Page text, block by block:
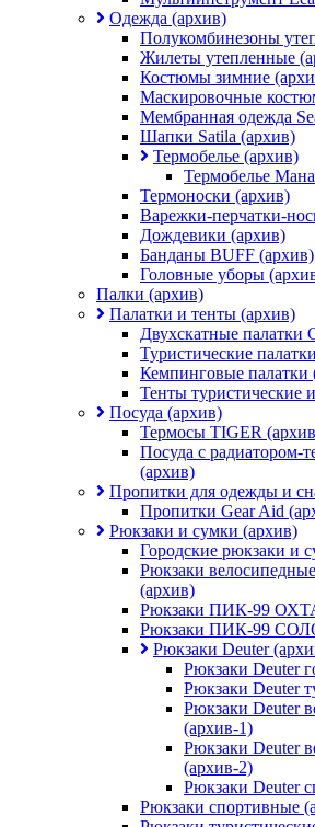
Одежда (архив)
Полукомбинезоны
Жилеты утепленные
Костюмы зимние
Маскировочные
Мембранная одежда
Шапки Satila (архив)
Термобелье (архив)
Термобелье
Термоноски (архив)
Варежки-перчатки-
Дождевики (архив)
Банданы BUFF (архив)
Головные уборы
Палки (архив)
Палатки и тенты (архив)
Двухскатные
Туристические
Кемпинговые палатки
Тенты туристические
Посуда (архив)
Термосы TIGER
Посуда с радиатором-
(архив)
Пропитки для одежды и
Пропитки Gear Aid
Рюкзаки и сумки (архив)
Городские рюкзаки и
Рюкзаки
(архив)
Рюкзаки ПИК-99
Рюкзаки ПИК-99
Рюкзаки Deuter
Рюкзаки Deuter
Рюкзаки Deuter
Рюкзаки Deuter
(архив-1)
Рюкзаки Deuter
(архив-2)
Рюкзаки Deuter
Рюкзаки спортивные